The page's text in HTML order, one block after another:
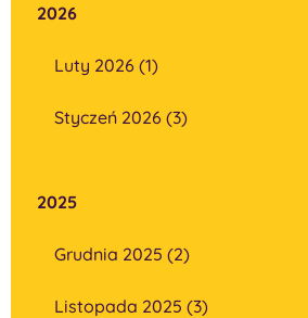
2026
Luty 2026 (1)
Styczeń 2026 (3)
2025
Grudnia 2025 (2)
Listopada 2025 (3)